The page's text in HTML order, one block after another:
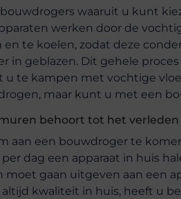
waaruit u kunt
werken door de
te koelen, zodat deze
in geblazen. Dit gehele
u te kampen met vochtige
maar kunt u met een
behoort tot het verleden
aan een bouwdroger te
dag een apparaat in huis
moet gaan uitgeven aan een
altijd kwaliteit in huis, heeft u